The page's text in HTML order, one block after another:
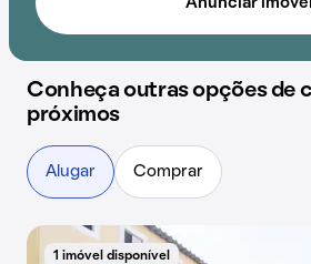
Anunciar imóvel
Conheça outras opções de
próximos
Alugar Comprar
1 imóvel disponível